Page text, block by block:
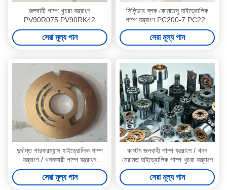
জলবাহী পাম্প খুচরা যন্ত্রাংশ
PV90R075 PV90RK42
PV90R180 অয়েলফিল্ড তুরপুন রিগ
সমর্থন
সেরা মূল্য পান
সিলিন্ডার ব্লক কোমাতসু হাইড্রোলিক
পাম্প যন্ত্রাংশ PC200-7 PC220
রোটারি গ্রুপ কিট
সেরা মূল্য পান
দুর্দান্ত পারফরম্যান্স হাইড্রোলিক পাম্প
যন্ত্রাংশ / খননকারী পাম্প যন্ত্রাংশ
PV90R180 PV90R250
সেরা মূল্য পান
কাস্টম জলবাহী পাম্প যন্ত্রাংশ / খনন
মেরামত হাইড্রোলিক পাম্প খুচরা যন্ত্রাংশ
সেরা মূল্য পান